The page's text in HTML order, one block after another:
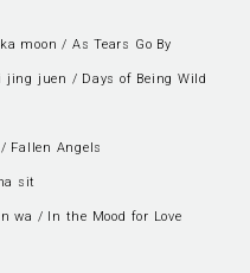
moon / As Tears Go By
jing juen / Days of Being Wild
Fallen Angels
sit
wa / In the Mood for Love